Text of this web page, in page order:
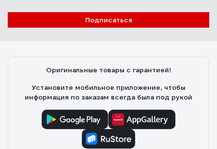
Подписаться
Оригинальные товары с гарантией!
Установите мобильное приложение, чтобы
информация по заказам всегда была под рукой